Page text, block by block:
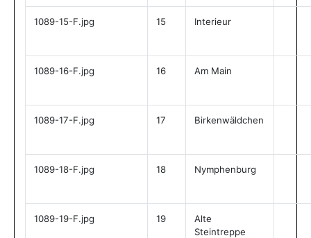
1089-15-F.jpg 15 Interieur
1089-16-F.jpg 16 Am Main
1089-17-F.jpg 17 Birkenwäldchen
1089-18-F.jpg 18 Nymphenburg
1089-19-F.jpg 19
Alte
Steintreppe